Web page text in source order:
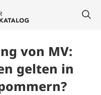
von MV:
gelten in